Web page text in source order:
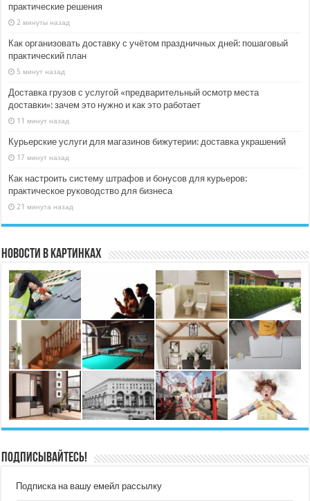
практические решения
2 минуты назад
Как организовать доставку с учётом праздничных дней: пошаговый
практический план
5 минут назад
Доставка грузов с услугой «предварительный осмотр места
доставки»: зачем это нужно и как это работает
11 минут назад
Курьерские услуги для магазинов бижутерии: доставка украшений
17 минут назад
Как настроить систему штрафов и бонусов для курьеров:
практическое руководство для бизнеса
21 минута назад
Новости в картинках
Подписывайтесь!
Подписка на вашу емейл рассылку